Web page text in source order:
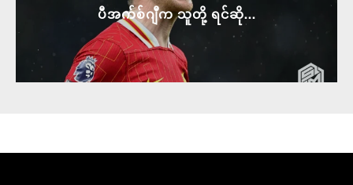
ပီအက်စ်ဂျီက သူတို့ ရင်ဆို...